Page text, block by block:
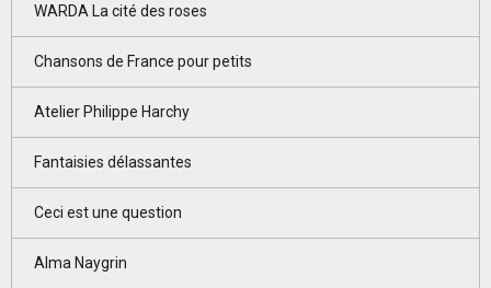
WARDA La cité des roses
Chansons de France pour petits
Atelier Philippe Harchy
Fantaisies délassantes
Ceci est une question
Alma Naygrin